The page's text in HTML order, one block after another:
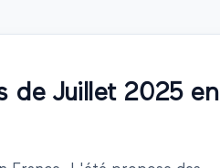
de Juillet 2025en